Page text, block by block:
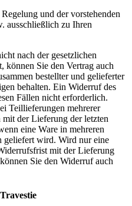
und der vorstehenden
ausschließlich zu Ihren
nach der gesetzlichen
können Sie den Vertrag auch
bestellter und gelieferter
behalten. Ein Widerruf des
Fällen nicht erforderlich.
Teillieferungen mehrerer
der Lieferung der letzten
eine Ware in mehreren
geliefert wird. Wird nur eine
mit der Lieferung
Sie den Widerruf auch